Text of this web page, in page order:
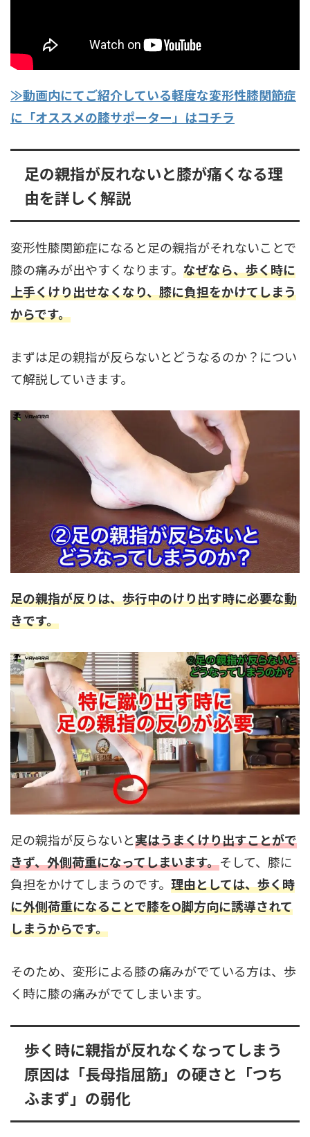
≫動画内にてご紹介している軽度な変形性膝関節症
に「オススメの膝サポーター」はコチラ
足の親指が反れないと膝が痛くなる理
由を詳しく解説
変形性膝関節症になると足の親指がそれないことで
膝の痛みが出やすくなります。 なぜなら、歩く時に
上手くけり出せなくなり、膝に負担をかけてしまう
からです。
まずは足の親指が反らないとどうなるのか？につい
て解説していきます。
足の親指が反りは、歩行中のけり出す時に必要な動
きです。
足の親指が反らないと実はうまくけり出すことがで
きず、外側荷重になってしまいます。そして、膝に
負担をかけてしまうのです。 理由としては、歩く時
に外側荷重になることで膝をO脚方向に誘導されて
しまうからです。
そのため、変形による膝の痛みがでている方は、歩
く時に膝の痛みがでてしまいます。
歩く時に親指が反れなくなってしまう
原因は「長母指屈筋」の硬さと「つち
ふまず」の弱化